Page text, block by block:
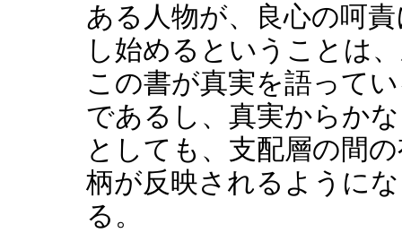
ある人物が、良心の呵
し始めるということは
この書が真実を語って
であるし、真実からか
としても、支配層の間
柄が反映されるように
る。